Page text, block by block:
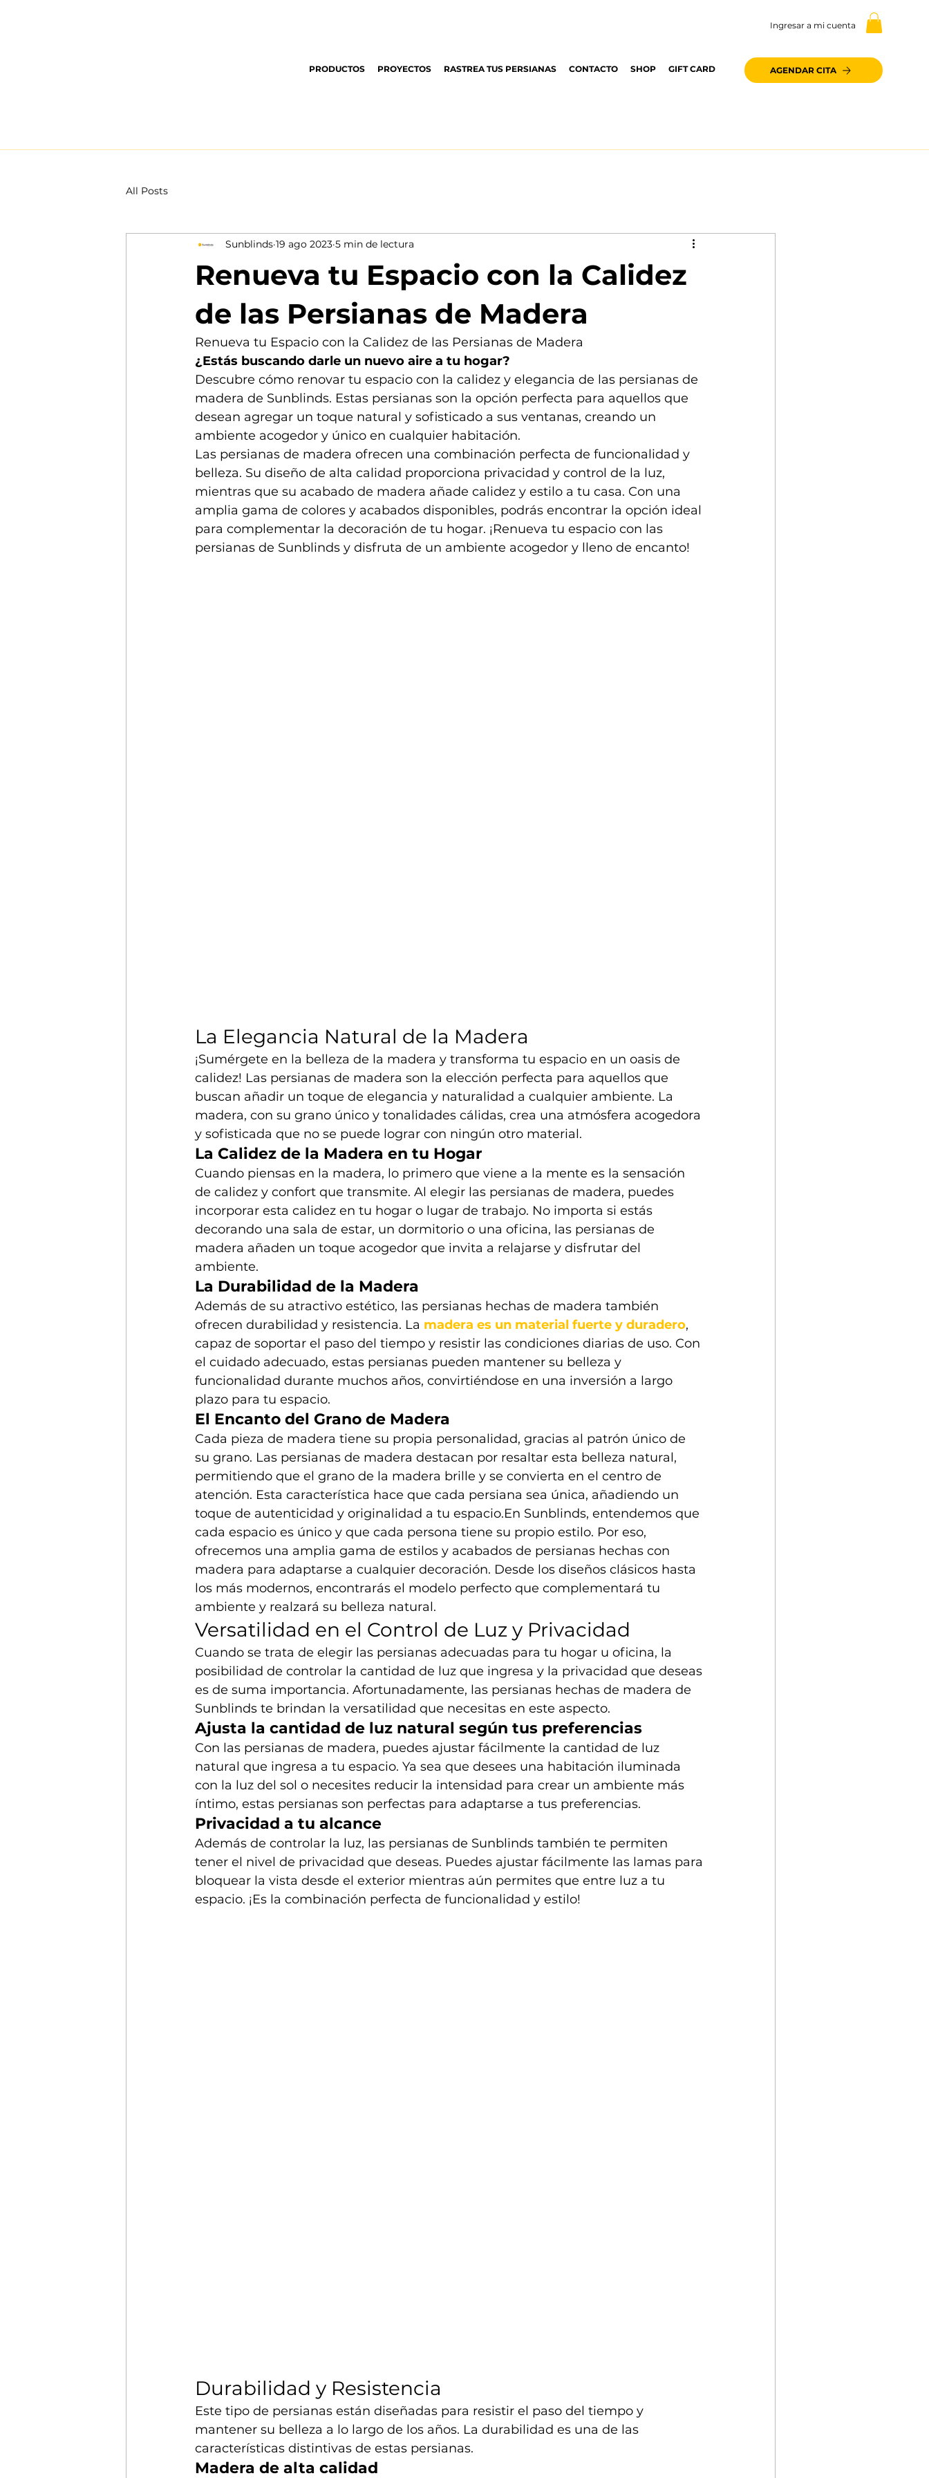
Ingresar a mi cuenta
PRODUCTOS PROYECTOS RASTREA TUS PERSIANAS CONTACTO SHOP GIFT CARD AGENDAR CITA
All Posts
Renueva tu Espacio con la Calidez
de las Persianas de Madera
Sunblinds 19 ago 2023 5 min de lectura
Renueva tu Espacio con la Calidez de las Persianas de Madera
¿Estás buscando darle un nuevo aire a tu hogar?
Descubre cómo renovar tu espacio con la calidez y elegancia de las persianas de
madera de Sunblinds. Estas persianas son la opción perfecta para aquellos que
desean agregar un toque natural y sofisticado a sus ventanas, creando un
ambiente acogedor y único en cualquier habitación.
Las persianas de madera ofrecen una combinación perfecta de funcionalidad y
belleza. Su diseño de alta calidad proporciona privacidad y control de la luz,
mientras que su acabado de madera añade calidez y estilo a tu casa. Con una
amplia gama de colores y acabados disponibles, podrás encontrar la opción ideal
para complementar la decoración de tu hogar. ¡Renueva tu espacio con las
persianas de Sunblinds y disfruta de un ambiente acogedor y lleno de encanto!
La Elegancia Natural de la Madera
¡Sumérgete en la belleza de la madera y transforma tu espacio en un oasis de
calidez! Las persianas de madera son la elección perfecta para aquellos que
buscan añadir un toque de elegancia y naturalidad a cualquier ambiente. La
madera, con su grano único y tonalidades cálidas, crea una atmósfera acogedora
y sofisticada que no se puede lograr con ningún otro material.
La Calidez de la Madera en tu Hogar
Cuando piensas en la madera, lo primero que viene a la mente es la sensación
de calidez y confort que transmite. Al elegir las persianas de madera, puedes
incorporar esta calidez en tu hogar o lugar de trabajo. No importa si estás
decorando una sala de estar, un dormitorio o una oficina, las persianas de
madera añaden un toque acogedor que invita a relajarse y disfrutar del
ambiente.
La Durabilidad de la Madera
Además de su atractivo estético, las persianas hechas de madera también
ofrecen durabilidad y resistencia. La madera es un material fuerte y duradero,
capaz de soportar el paso del tiempo y resistir las condiciones diarias de uso. Con
el cuidado adecuado, estas persianas pueden mantener su belleza y
funcionalidad durante muchos años, convirtiéndose en una inversión a largo
plazo para tu espacio.
El Encanto del Grano de Madera
Cada pieza de madera tiene su propia personalidad, gracias al patrón único de
su grano. Las persianas de madera destacan por resaltar esta belleza natural,
permitiendo que el grano de la madera brille y se convierta en el centro de
atención. Esta característica hace que cada persiana sea única, añadiendo un
toque de autenticidad y originalidad a tu espacio.En Sunblinds, entendemos que
cada espacio es único y que cada persona tiene su propio estilo. Por eso,
ofrecemos una amplia gama de estilos y acabados de persianas hechas con
madera para adaptarse a cualquier decoración. Desde los diseños clásicos hasta
los más modernos, encontrarás el modelo perfecto que complementará tu
ambiente y realzará su belleza natural.
Versatilidad en el Control de Luz y Privacidad
Cuando se trata de elegir las persianas adecuadas para tu hogar u oficina, la
posibilidad de controlar la cantidad de luz que ingresa y la privacidad que deseas
es de suma importancia. Afortunadamente, las persianas hechas de madera de
Sunblinds te brindan la versatilidad que necesitas en este aspecto.
Ajusta la cantidad de luz natural según tus preferencias
Con las persianas de madera, puedes ajustar fácilmente la cantidad de luz
natural que ingresa a tu espacio. Ya sea que desees una habitación iluminada
con la luz del sol o necesites reducir la intensidad para crear un ambiente más
íntimo, estas persianas son perfectas para adaptarse a tus preferencias.
Privacidad a tu alcance
Además de controlar la luz, las persianas de Sunblinds también te permiten
tener el nivel de privacidad que deseas. Puedes ajustar fácilmente las lamas para
bloquear la vista desde el exterior mientras aún permites que entre luz a tu
espacio. ¡Es la combinación perfecta de funcionalidad y estilo!
Durabilidad y Resistencia
Este tipo de persianas están diseñadas para resistir el paso del tiempo y
mantener su belleza a lo largo de los años. La durabilidad es una de las
características distintivas de estas persianas.
Madera de alta calidad